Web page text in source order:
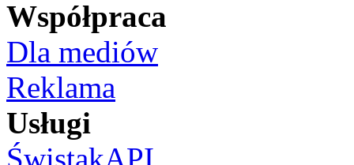
Współpraca
Dla mediów
Reklama
Usługi